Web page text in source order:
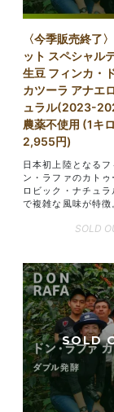
〈今季販売終了
ット スペシャル
生豆 フィンカ・
カツーラ アナエ
ュラル(2023-
農薬不使用 (1キ
2,955円)
日本初上陸となるフ
ン・ラファのカト
ロビック・ナチュラ
で複雑な風味が特徴
SOLD